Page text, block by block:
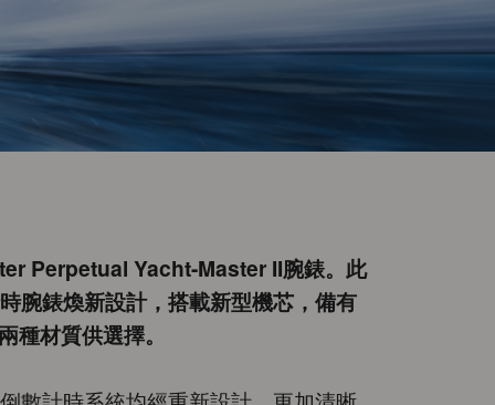
Perpetual Yacht-Master II腕錶。此
腕錶煥新設計，搭載新型機芯，備有
種材質供選擇。